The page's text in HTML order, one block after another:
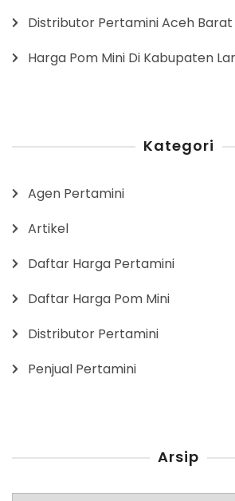
Distributor Pertamini Aceh
Harga Pom Mini Di Kabupaten
Kategori
Agen Pertamini
Artikel
Daftar Harga Pertamini
Daftar Harga Pom Mini
Distributor Pertamini
Penjual Pertamini
Arsip